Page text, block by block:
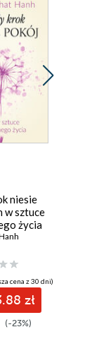
niesie
w sztuce
życia
cena z 30 dni)
zł
(-23%)